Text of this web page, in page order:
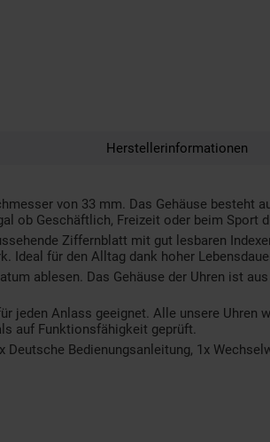
Herstellerinformationen
von 33 mm. Das Gehäuse besteht
ob Geschäftlich, Freizeit oder beim
Ziffernblatt mit gut lesbaren
Ideal für den Alltag dank hoher
ablesen. Das Gehäuse der Uhren ist
jeden Anlass geeignet. Alle unsere
auf Funktionsfähigkeit geprüft.
Bedienungsanleitung, 1x